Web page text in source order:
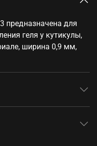
предназначена для
геля у кутикулы,
ширина 0,9 мм,